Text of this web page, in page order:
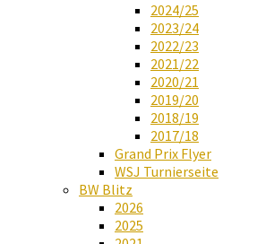
2024/25
2023/24
2022/23
2021/22
2020/21
2019/20
2018/19
2017/18
Grand Prix Flyer
WSJ Turnierseite
BW Blitz
2026
2025